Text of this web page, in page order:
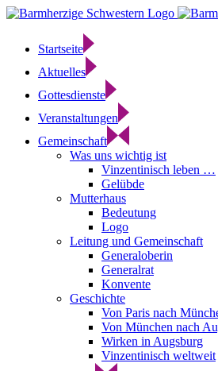
Zum
Startseite
Aktuelles
Gottesdienste
Veranstaltungen
Gemeinschaft
Was uns wichtig ist
Vinzentinisch leben …
Gelübde
Mutterhaus
Bedeutung
Logo
Leitung und Gemeinschaft
Generaloberin
Generalrat
Konvente
Geschichte
Von Paris nach
Von München nach
Wirken in Augsburg
Vinzentinisch weltweit